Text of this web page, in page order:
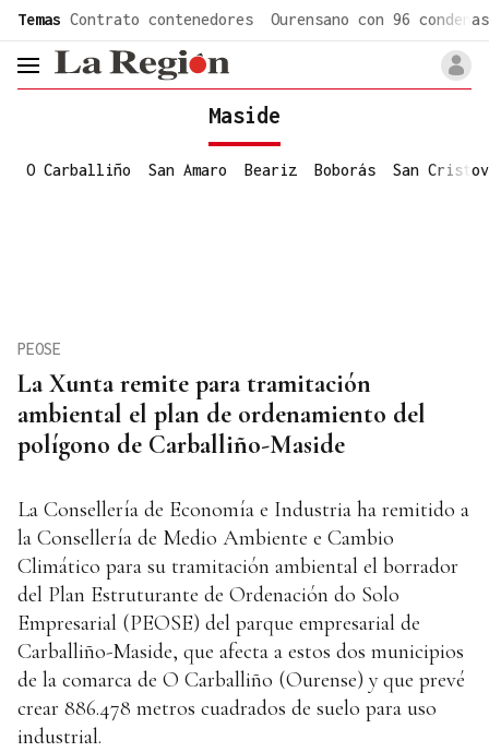
Temas Contrato contenedores Ourensano con 96 condenas
header.menu.open
Maside
O Carballiño San Amaro Beariz Boborás San
La Xunta remite para tramitación
ambiental el plan de ordenamiento del
polígono de Carballiño-Maside
PEOSE
La Consellería de Economía e Industria ha remitido a
la Consellería de Medio Ambiente e Cambio
Climático para su tramitación ambiental el borrador
del Plan Estruturante de Ordenación do Solo
Empresarial (PEOSE) del parque empresarial de
Carballiño-Maside, que afecta a estos dos municipios
de la comarca de O Carballiño (Ourense) y que prevé
crear 886.478 metros cuadrados de suelo para uso
industrial.